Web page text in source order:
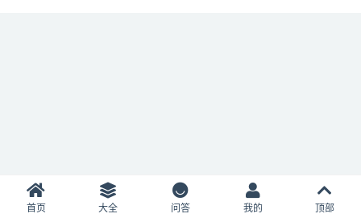
首页 大全 问答 我的 顶部